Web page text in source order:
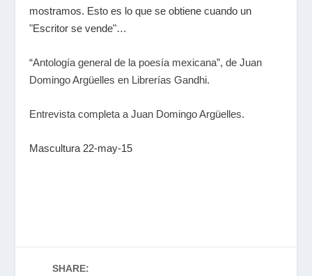
mostramos. Esto es lo que se obtiene cuando un
"Escritor se vende"…
“Antología general de la poesía mexicana”, de Juan
Domingo Argüelles en Librerías Gandhi.
Entrevista completa a Juan Domingo Argüelles.
Mascultura 22-may-15
SHARE: